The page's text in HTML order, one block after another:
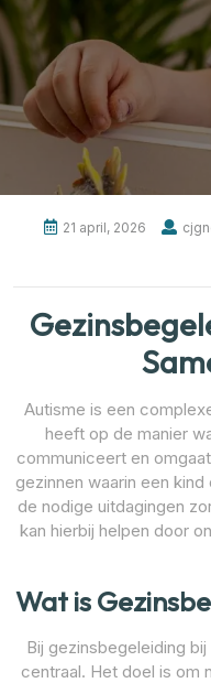
21 april, 2026
Autisme is een
heeft op de manier
communiceert en
gezinnen waarin een
de nodige uitdagingen
kan hierbij helpen door
Wat is
Bij gezinsbegeleiding
centraal. Het doel is om